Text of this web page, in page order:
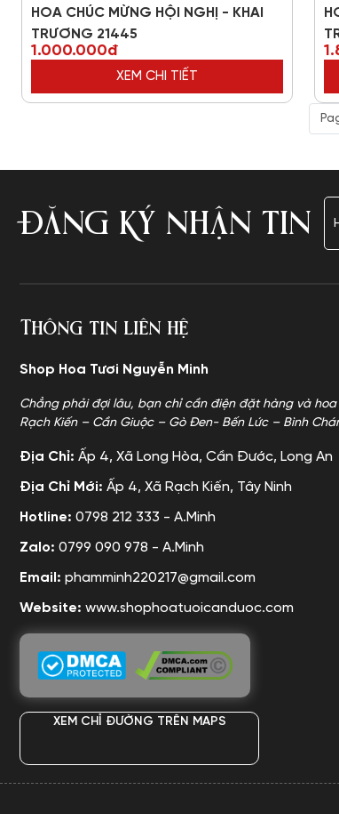
HOA CHÚC MỪNG HỘI NGHỊ - KHAI
TRƯƠNG 21445
1.000.000đ
XEM CHI TIẾT
ĐĂNG KÝ NHẬN TIN
Thông tin liên hệ
Shop Hoa Tươi Nguyễn Minh
Chẳng phải đợi lâu, bạn chỉ cần điện đặt hàng và
Rạch Kiến – Cần Giuộc – Gò Đen- Bến Lức – Bình
Địa Chỉ: Ấp 4, Xã Long Hòa, Cần Đước, Long An
Địa Chỉ Mới: Ấp 4, Xã Rạch Kiến, Tây Ninh
Hotline: 0798 212 333 - A.Minh
Zalo: 0799 090 978 - A.Minh
Email: phamminh220217@gmail.com
Website: www.shophoatuoicanduoc.com
XEM CHỈ ĐƯỜNG TRÊN MAPS